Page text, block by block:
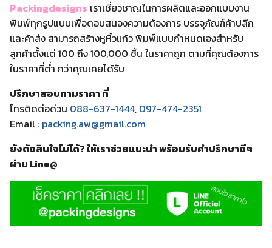
Packingdesigns เราเชี่ยวชาญในการผลิตและออกแบบงาน
พิมพ์ทุกรูปแบบเพื่อตอบสนองความต้องการ บรรจุภัณฑ์ค้าปลีก
และค้าส่ง สามารถสร้างหูหิ้วแก้ว พิมพ์แบบกำหนดเองสำหรับ
ลูกค้าตั้งแต่ 100 ถึง 100,000 ชิ้น ในราคาถูก ตามที่คุณต้องการ
ในราคาที่ต่ำ กว่าคุณเคยได้รับ
ปรึกษาสอบถามราคา ที่
โทรติดต่อด่วน 088-637-1444, 097-474-2351
Email : packing.aw@gmail.com
ยังตัดสินใจไม่ได้? ให้เราช่วยแนะนำ พร้อมรับคำปรึกษาดีๆ
ผ่าน Line@